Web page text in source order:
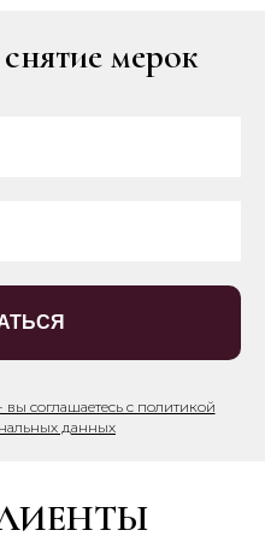
мерок
соглашаетесь с политикой
данных